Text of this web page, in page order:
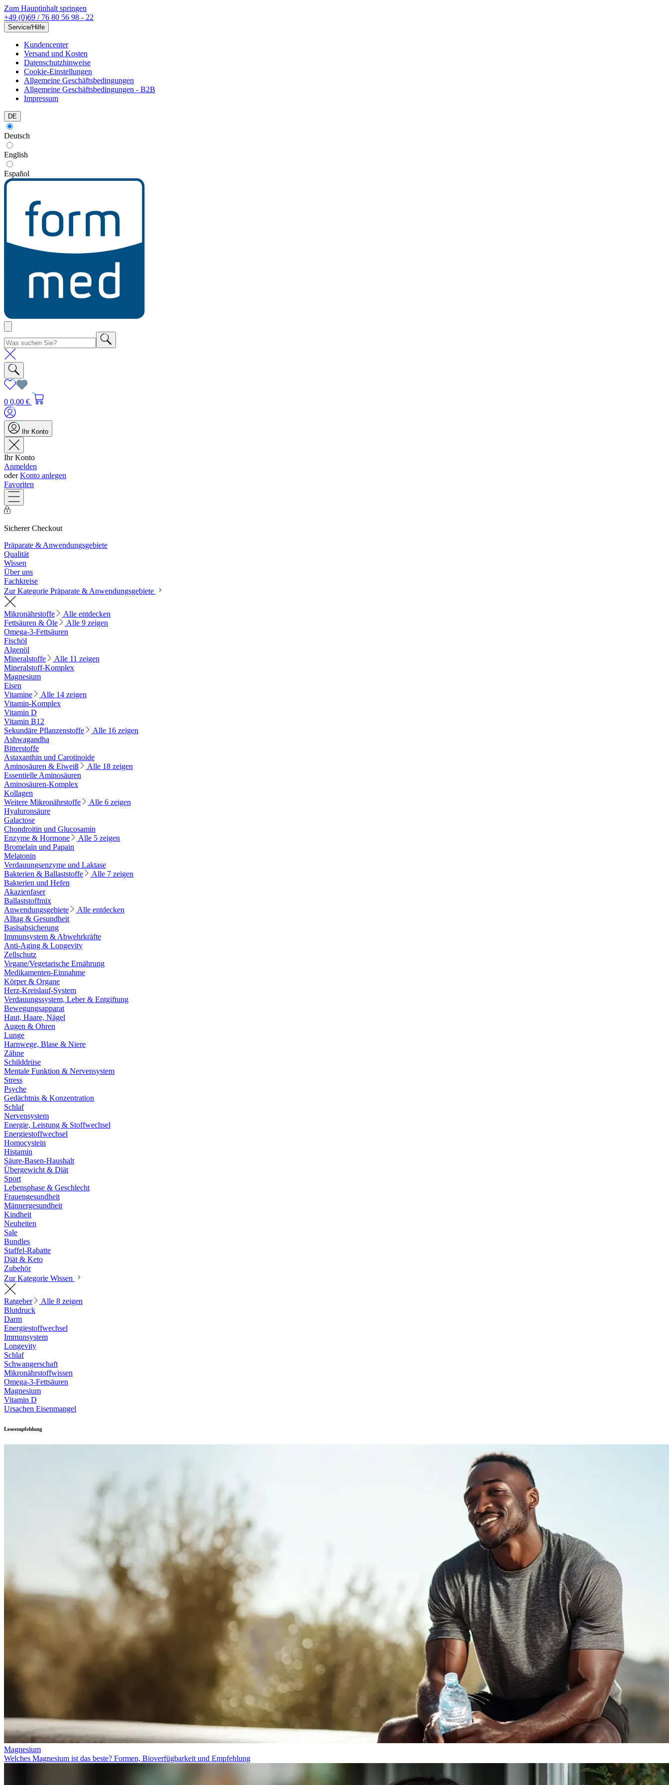
Zum Hauptinhalt springen
+49 (0)69 / 76 80 56 98 - 22
Service/Hilfe
Kundencenter
Versand und Kosten
Datenschutzhinweise
Cookie-Einstellungen
Allgemeine Geschäftsbedingungen
Allgemeine Geschäftsbedingungen - B2B
Impressum
DE
Deutsch
English
Español
0 0,00 €
Ihr Konto
Ihr Konto
Anmelden
oderKonto anlegen
Favoriten
Sicherer Checkout
Präparate & Anwendungsgebiete
Qualität
Wissen
Über uns
Fachkreise
Zur Kategorie Präparate & Anwendungsgebiete
Mikronährstoffe
Alle entdecken
Fettsäuren & Öle
Alle 9 zeigen
Omega-3-Fettsäuren
Fischöl
Algenöl
Mineralstoffe
Alle 11 zeigen
Mineralstoff-Komplex
Magnesium
Eisen
Vitamine
Alle 14 zeigen
Vitamin-Komplex
Vitamin D
Vitamin B12
Sekundäre Pflanzenstoffe
Alle 16 zeigen
Ashwagandha
Bitterstoffe
Astaxanthin und Carotinoide
Aminosäuren & Eiweiß
Alle 18 zeigen
Essentielle Aminosäuren
Aminosäuren-Komplex
Kollagen
Weitere Mikronährstoffe
Alle 6 zeigen
Hyaluronsäure
Galactose
Chondroitin und Glucosamin
Enzyme & Hormone
Alle 5 zeigen
Bromelain und Papain
Melatonin
Verdauungsenzyme und Laktase
Bakterien & Ballaststoffe
Alle 7 zeigen
Bakterien und Hefen
Akazienfaser
Ballaststoffmix
Anwendungsgebiete
Alle entdecken
Alltag & Gesundheit
Basisabsicherung
Immunsystem & Abwehrkräfte
Anti-Aging & Longevity
Zellschutz
Vegane/Vegetarische Ernährung
Medikamenten-Einnahme
Körper & Organe
Herz-Kreislauf-System
Verdauungssystem, Leber & Entgiftung
Bewegungsapparat
Haut, Haare, Nägel
Augen & Ohren
Lunge
Harnwege, Blase & Niere
Zähne
Schilddrüse
Mentale Funktion & Nervensystem
Stress
Psyche
Gedächtnis & Konzentration
Schlaf
Nervensystem
Energie, Leistung & Stoffwechsel
Energiestoffwechsel
Homocystein
Histamin
Säure-Basen-Haushalt
Übergewicht & Diät
Sport
Lebensphase & Geschlecht
Frauengesundheit
Männergesundheit
Kindheit
Neuheiten
Sale
Bundles
Staffel-Rabatte
Diät & Keto
Zubehör
Zur Kategorie Wissen
Ratgeber
Alle 8 zeigen
Blutdruck
Darm
Energiestoffwechsel
Immunsystem
Longevity
Schlaf
Schwangerschaft
Mikronährstoffwissen
Omega-3-Fettsäuren
Magnesium
Vitamin D
Ursachen Eisenmangel
Leseempfehlung
Magnesium
Welches Magnesium ist das beste? Formen, Bioverfügbarkeit und Empfehlung